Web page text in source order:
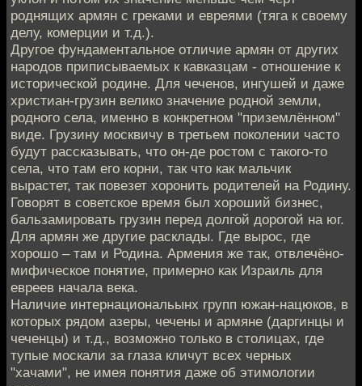
роднящих армян с греками и евреями (тяга к своему
делу, комерции и т.д.).
Другое фундаментальное отличие армян от других
народов приписываемых к кавказцам - отношение к
исторической родине. Для чеченов, ингушей и даже
христиан-грузин велико значение родной земли,
родного села, именно в конкретном "приземлённом"
виде. Грузину москвичу в третьем поколении часто
будут рассказывать, что он-де ростом с такого-то
села, что там его корни, так что как мальчик
вырастет, так повезет хоронить родителей на Родину.
Говорят в советское время был хороший бизнес,
бальзамировать грузин перед долгой дорогой на юг.
Для армян же другие расклады. Где вырос, где
хорошо – там и Родина. Армения же так, отвлечёно-
мифическое понятие, примерно как Израиль для
евреев начала века.
Наличие интернациональынх групп южан-нацюков, в
которых рядом азеры, чечены и армяне (даргинцы и
чеченцы) и т.д., возможно только в столицах, где
тупые москали за глаза кличут всех черных
"хачами", не имея понятия даже об этимологии